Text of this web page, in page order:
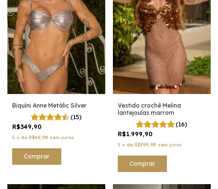
Biquíni Anne Metálic Silver
(15)
R$349,90
5 x de R$69,98 sem juros
Comprar
Vestido crochê Melina
lantejoulas marrom
(16)
R$1.999,90
5 x de R$399,98 sem juros
Comprar